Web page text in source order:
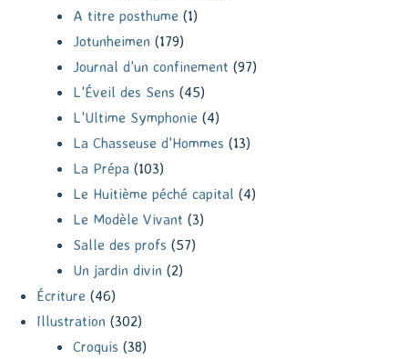
A titre posthume (1)
Jotunheimen (179)
Journal d'un confinement (97)
L'Éveil des Sens (45)
L'Ultime Symphonie (4)
La Chasseuse d'Hommes (13)
La Prépa (103)
Le Huitième péché capital (4)
Le Modèle Vivant (3)
Salle des profs (57)
Un jardin divin (2)
Écriture (46)
Illustration (302)
Croquis (38)